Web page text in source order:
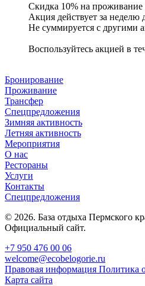
Скидка 10% на
Акция действует за неделю
Не суммируется с другими
Воспользуйтесь акцией в
Бронирование
Проживание
Трансфер
Спецпредложения
Зимняя активность
Летняя активность
Мероприятия
О нас
Рестораны
Услуги
Контакты
Спецпредложения
© 2026. База отдыха Пермского
Официальный сайт.
+7 950 476 00 06
welcome@ecobelogorie.ru
Правовая информация Политика
Карта сайта